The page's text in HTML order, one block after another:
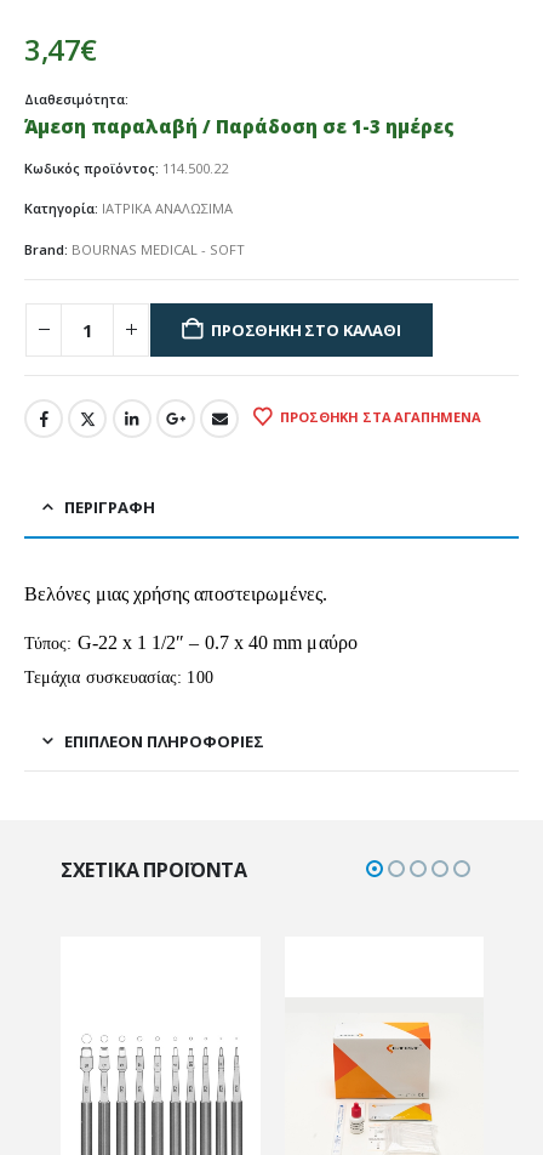
3,47€
Διαθεσιμότητα:
Άμεση παραλαβή / Παράδοση σε 1-3 ημέρες
Κωδικός προϊόντος: 114.500.22
Κατηγορία: ΙΑΤΡΙΚΑ ΑΝΑΛΩΣΙΜΑ
Brand: BOURNAS MEDICAL - SOFT
ΠΡΟΣΘΉΚΗ ΣΤΟ ΚΑΛΆΘΙ
ΠΡΟΣΘΉΚΗ ΣΤΑ ΑΓΑΠΗΜΈΝΑ
ΠΕΡΙΓΡΑΦΉ
Βελόνες μιας χρήσης αποστειρωμένες.
Τύπος: G-22 x 1 1/2″ – 0.7 x 40 mm μαύρο
Τεμάχια συσκευασίας: 100
ΕΠΙΠΛΈΟΝ ΠΛΗΡΟΦΟΡΊΕΣ
ΣΧΕΤΙΚΆ ΠΡΟΪΌΝΤΑ